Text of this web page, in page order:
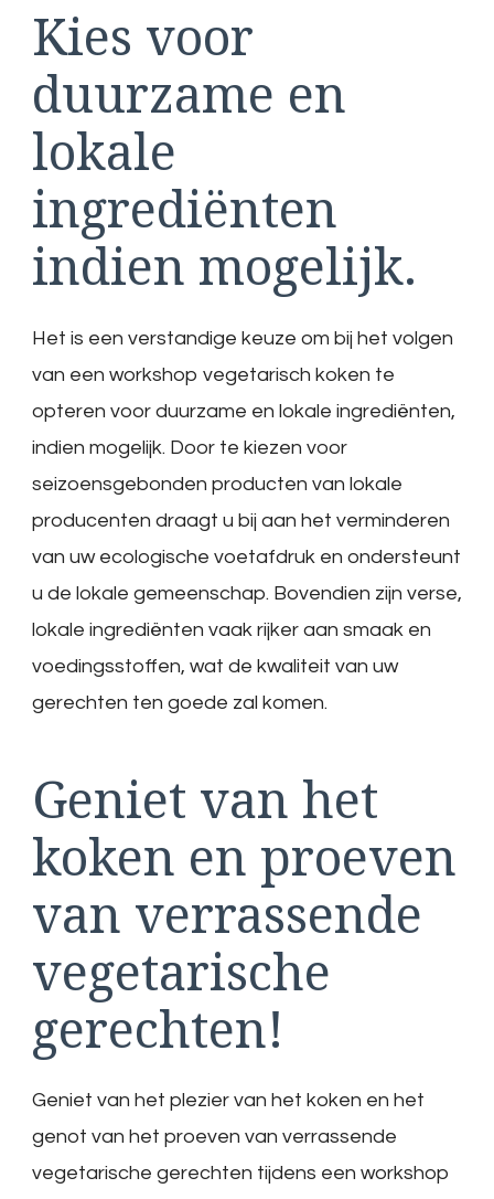
Kies voor
duurzame en
lokale
ingrediënten
indien mogelijk.
Het is een verstandige keuze om bij het volgen
van een workshop vegetarisch koken te
opteren voor duurzame en lokale ingrediënten,
indien mogelijk. Door te kiezen voor
seizoensgebonden producten van lokale
producenten draagt u bij aan het verminderen
van uw ecologische voetafdruk en ondersteunt
u de lokale gemeenschap. Bovendien zijn verse,
lokale ingrediënten vaak rijker aan smaak en
voedingsstoffen, wat de kwaliteit van uw
gerechten ten goede zal komen.
Geniet van het
koken en proeven
van verrassende
vegetarische
gerechten!
Geniet van het plezier van het koken en het
genot van het proeven van verrassende
vegetarische gerechten tijdens een workshop